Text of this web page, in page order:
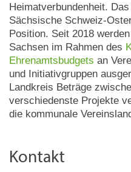
Heimatverbundenheit.
Sächsische Schweiz-
Position. Seit 2018
Sachsen im Rahmen des
Ehrenamtsbudgets an
und Initiativgruppen
Landkreis Beträge
verschiedenste Projekte
die kommunale
Kontakt